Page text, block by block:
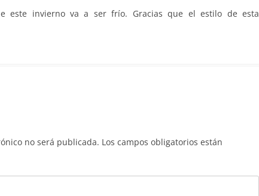
este invierno va a ser frío. Gracias que el estilo de esta
no será publicada. Los campos obligatorios están